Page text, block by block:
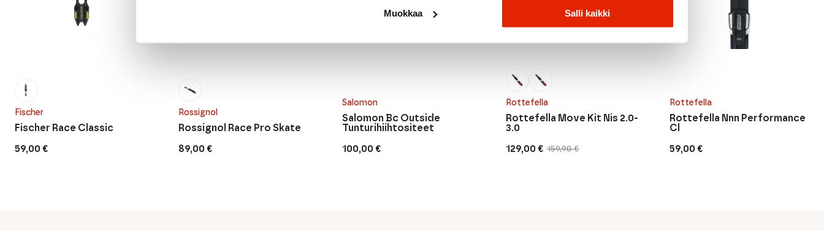
Muokkaa Salli kaikki
Fischer
59,00 €
Fischer Race Classic
Rossignol
89,00 €
Rossignol Race Pro Skate
Salomon
100,00 €
Salomon Bc Outside
Tunturihiihtositeet
Rottefella
159,90€
Alkuperäinen
129,00 €
Nykyinen
Rottefella Move Kit Nis 2.0-
3.0
Rottefella
59,00 €
Rottefella Nnn Performance
Cl